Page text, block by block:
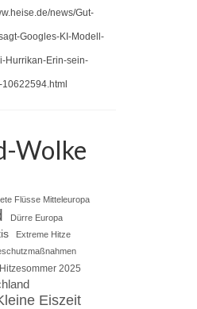
news/Gut-
Googles-KI-Modell-
Hurrikan-Erin-sein-
Wolke
Flüsse Mitteleuropa
Dürre Europa
Extreme Hitze
Hitzesommer 2025
Eiszeit